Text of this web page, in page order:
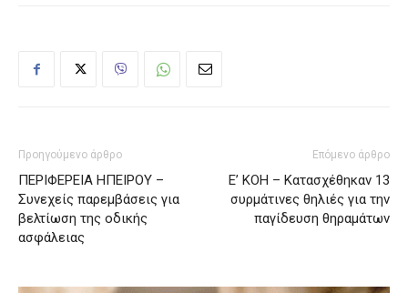
Προηγούμενο άρθρο
ΠΕΡΙΦΕΡΕΙΑ ΗΠΕΙΡΟΥ –
Συνεχείς παρεμβάσεις για
βελτίωση της οδικής
ασφάλειας
Επόμενο άρθρο
Ε’ ΚΟΗ – Κατασχέθηκαν 13
συρμάτινες θηλιές για την
παγίδευση θηραμάτων